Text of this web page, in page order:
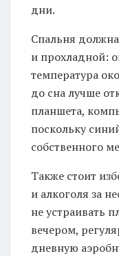
дни.
Спальня
и прохладной:
температура
до сна лучше
планшета,
поскольку
собственного
Также стоит
и алкоголя за
не устраивать
вечером,
дневную